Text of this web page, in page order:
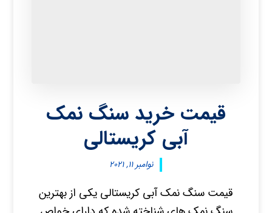
قیمت خرید سنگ نمک
آبی کریستالی
نوامبر ۱۱, ۲۰۲۱
قیمت سنگ نمک آبی کریستالی یکی از بهترین